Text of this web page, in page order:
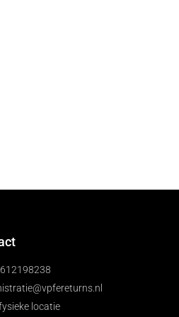
locatie